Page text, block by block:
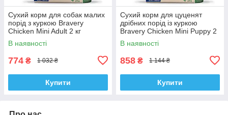
Сухий корм для собак малих
порід з куркою Bravery
Chicken Mini Adult 2 кг
В наявності
774 ₴ 1 032 ₴
Купити
Сухий корм для цуценят
дрібних порід із куркою
Bravery Chicken Mini Puppy 2
кг
В наявності
858 ₴ 1 144 ₴
Купити